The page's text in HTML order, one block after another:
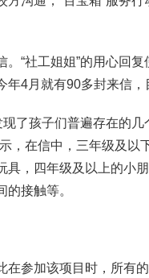
“社工姐姐”的用心回
年4月就有90多封来信
了孩子们普遍存在的
，在信中，三年级及以
具，四年级及以上的小
接触等。
在参加该项目时，所有